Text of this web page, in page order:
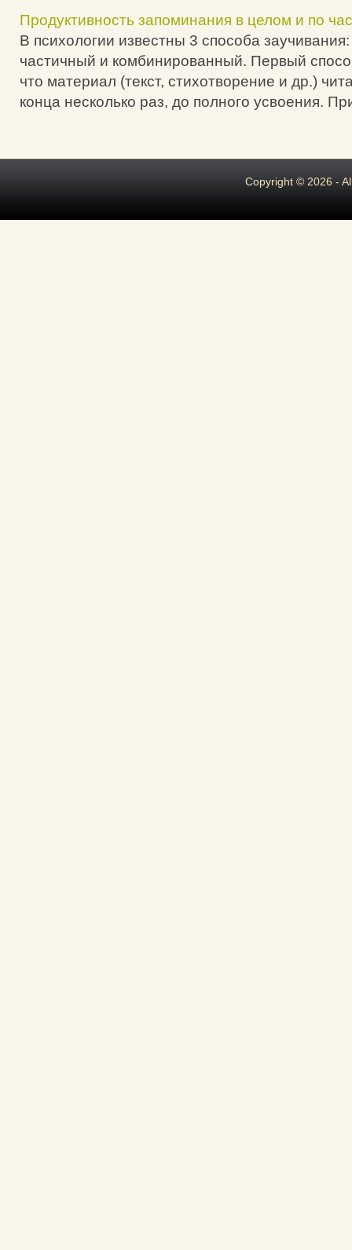
Продуктивность запоминания в целом и по
В психологии известны 3 способа
частичный и комбинированный. Первый
что материал (текст, стихотворение и др.)
конца несколько раз, до полного усвоения.
Copyright © 2026 -